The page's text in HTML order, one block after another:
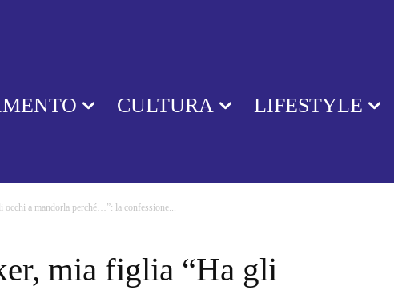
CULTURA LIFESTYLE
a mandorla perché…”: la confessione...
mia figlia “Ha gli